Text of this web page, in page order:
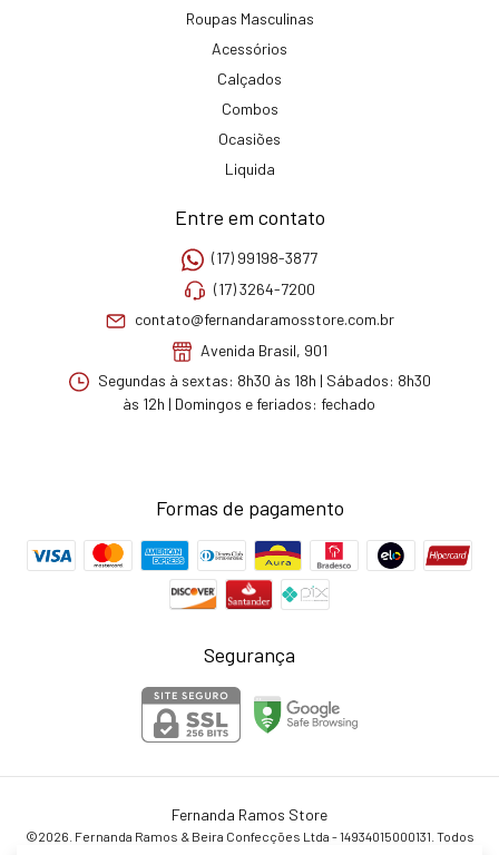
Roupas Masculinas
Acessórios
Calçados
Combos
Ocasiões
Liquida
Entre em contato
(17) 99198-3877
(17) 3264-7200
contato@fernandaramosstore.com.br
Avenida Brasil, 901
Segundas à sextas: 8h30 às 18h | Sábados: 8h30
às 12h | Domingos e feriados: fechado
Formas de pagamento
Segurança
Fernanda Ramos Store
©2026. Fernanda Ramos & Beira Confecções Ltda - 14934015000131. Todos